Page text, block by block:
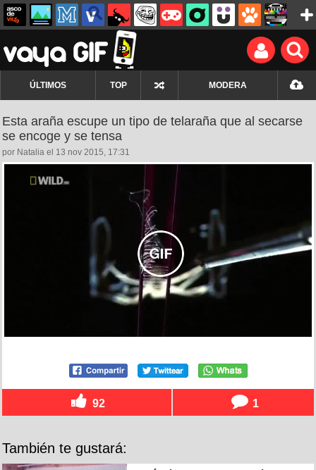
ÚLTIMOS TOP MODERA
Esta araña escupe un tipo de telaraña que al secarse
se encoge y se tensa
por Natalia el 13 nov 2015, 17:31
92 1
También te gustará: